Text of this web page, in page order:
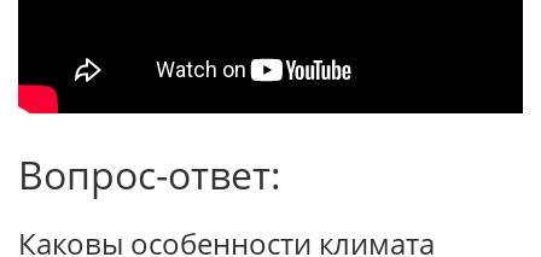
Вопрос-ответ:
Каковы особенности климата